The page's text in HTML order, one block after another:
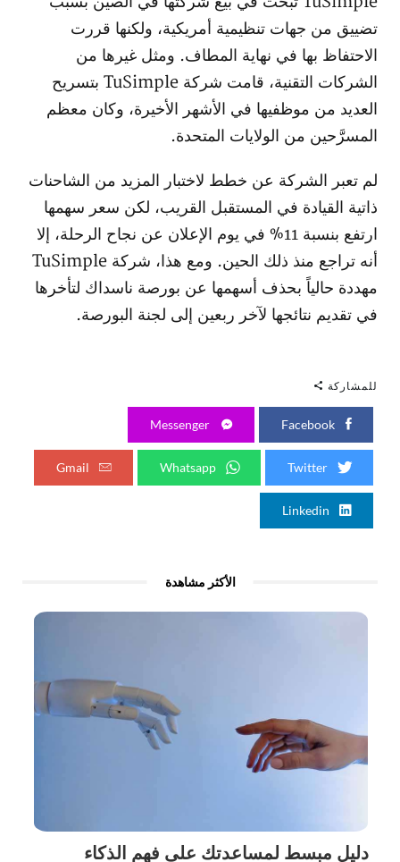
تضييق من جهات تنظيمية أمريكية، ولكنها قررت
الاحتفاظ بها في نهاية المطاف. ومثل غيرها من
الشركات التقنية، قامت شركة TuSimple بتسريح
العديد من موظفيها في الأشهر الأخيرة، وكان معظم
المسرَّحين من الولايات المتحدة.
لم تعبر الشركة عن خطط لاختبار المزيد من الشاحنات
ذاتية القيادة في المستقبل القريب، لكن سعر سهمها
ارتفع بنسبة 11% في يوم الإعلان عن نجاح الرحلة، إلا
أنه تراجع منذ ذلك الحين. ومع هذا، شركة TuSimple
مهددة حالياً بحذف أسهمها عن بورصة ناسداك لتأخرها
في تقديم نتائجها لآخر ربعين إلى لجنة البورصة.
للمشاركة
الأكثر مشاهدة
دليل مبسط لمساعدتك على فهم الذكاء